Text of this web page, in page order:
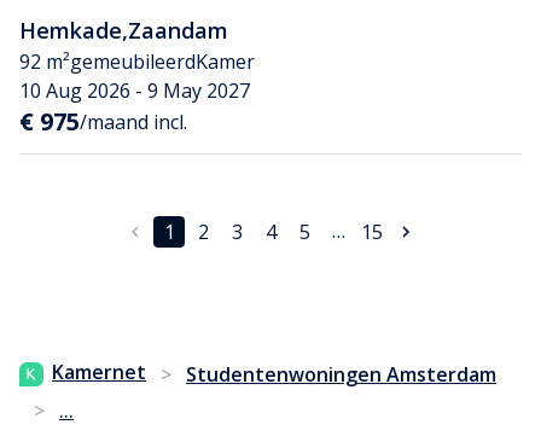
Hemkade,Zaandam
92 m²gemeubileerdKamer
10 Aug 2026 - 9 May 2027
€ 975/maand incl.
1 2 3 4 5 … 15
Kamernet > Studentenwoningen Amsterdam
> ...